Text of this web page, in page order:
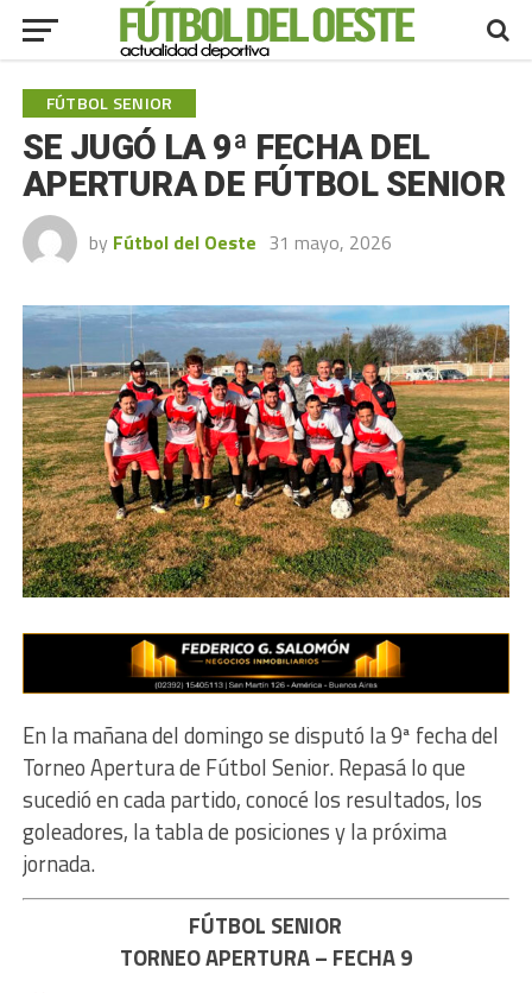
FÚTBOL SENIOR
SE JUGÓ LA 9ª FECHA DEL
APERTURA DE FÚTBOL SENIOR
by Fútbol del Oeste 31 mayo, 2026
En la mañana del domingo se disputó la 9ª fecha del
Torneo Apertura de Fútbol Senior. Repasá lo que
sucedió en cada partido, conocé los resultados, los
goleadores, la tabla de posiciones y la próxima
jornada.
FÚTBOL SENIOR
TORNEO APERTURA – FECHA 9